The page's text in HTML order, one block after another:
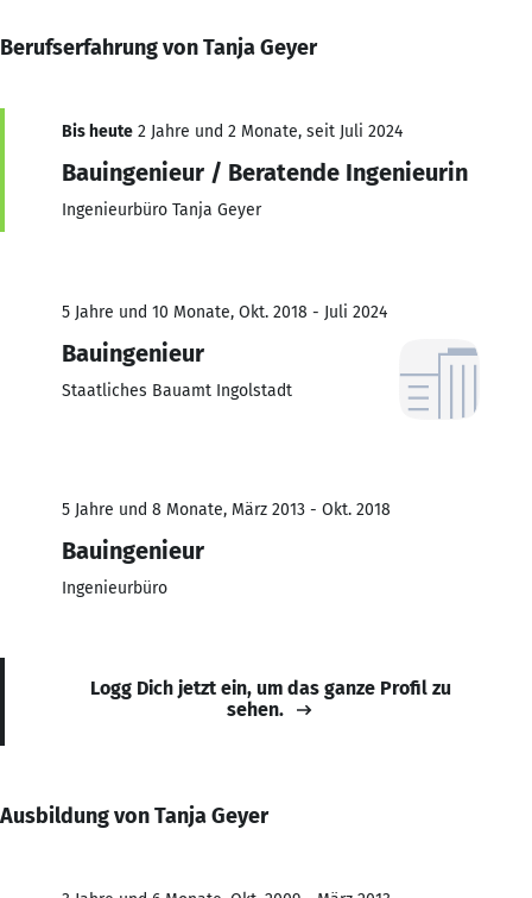
Berufserfahrung von Tanja Geyer
Bis heute 2 Jahre und 2 Monate, seit Juli 2024
Bauingenieur / Beratende Ingenieurin
Ingenieurbüro Tanja Geyer
5 Jahre und 10 Monate, Okt. 2018 - Juli 2024
Bauingenieur
Staatliches Bauamt Ingolstadt
5 Jahre und 8 Monate, März 2013 - Okt. 2018
Bauingenieur
Ingenieurbüro
Logg Dich jetzt ein, um das ganze Profil zu
sehen.
Ausbildung von Tanja Geyer